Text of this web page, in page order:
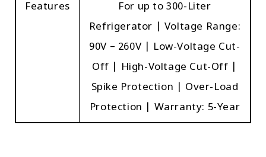
Features
For up to 300-Liter
Refrigerator | Voltage Range:
90V – 260V | Low-Voltage Cut-
Off | High-Voltage Cut-Off |
Spike Protection | Over-Load
Protection | Warranty: 5-Year